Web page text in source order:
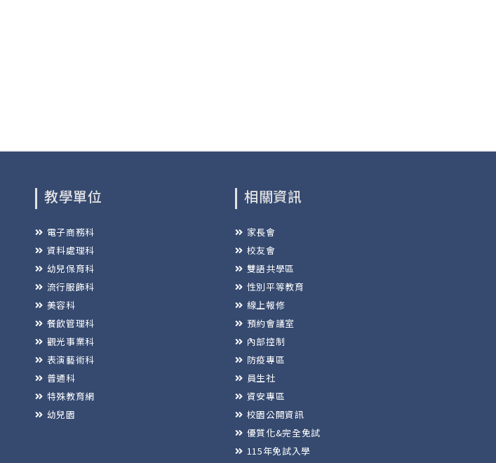
教學單位
電子商務科
資料處理科
幼兒保育科
流行服飾科
美容科
餐飲管理科
觀光事業科
表演藝術科
普通科
特殊教育網
幼兒園
相關資訊
家長會
校友會
雙語共學區
性別平等教育
線上報修
預約會議室
內部控制
防疫專區
員生社
資安專區
校園公開資訊
優質化&完全免試
115年免試入學